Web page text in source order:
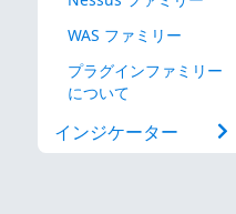
WAS ファミリー
プラグインファミリー
について
インジケーター